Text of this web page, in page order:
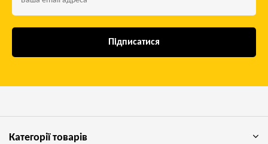
Підписатися
Категорії товарів